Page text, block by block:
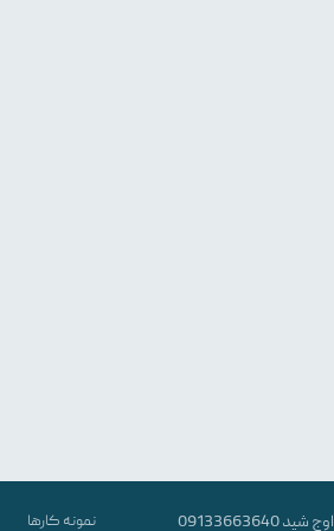
اوج شید09133663640 نمونه کارها